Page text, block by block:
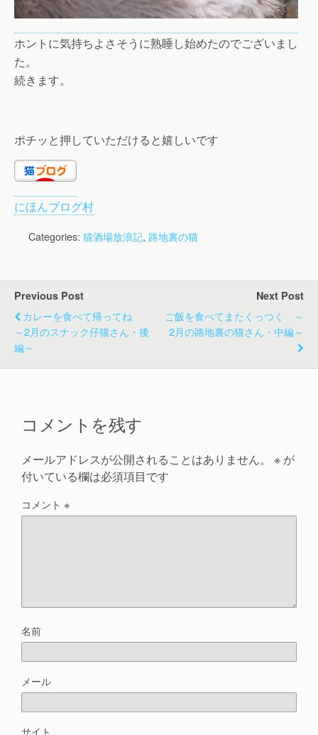
ホントに気持ちよさそうに熟睡し始めたのでございまし
た。
続きます。
ポチッと押していただけると嬉しいです
にほんブログ村
Categories: 猫酒場放浪記, 路地裏の猫
Previous Post
カレーを食べて帰ってね
～2月のスナック仔猫さん・後
編～
Next Post
ご飯を食べてまたくっつく ～
2月の路地裏の猫さん・中編～
コメントを残す
メールアドレスが公開されることはありません。 ※ が
付いている欄は必須項目です
コメント ※
名前
メール
サイト